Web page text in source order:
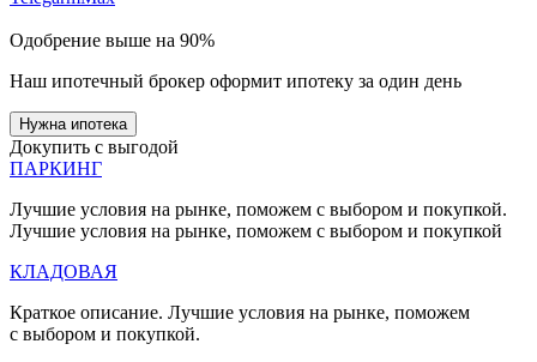
Одобрение выше на 90%
Наш ипотечный брокер оформит ипотеку за один день
Нужна ипотека
Докупить с выгодой
ПАРКИНГ
Лучшие условия на рынке, поможем с выбором и покупкой.
Лучшие условия на рынке, поможем с выбором и покупкой
КЛАДОВАЯ
Краткое описание. Лучшие условия на рынке, поможем
с выбором и покупкой.